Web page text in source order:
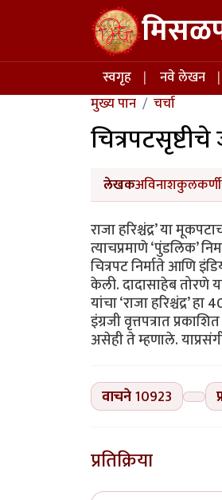
Skip to main content
Main navigation
स्वगृह नवे लेखन
मुख्य पान
चर्चा
लेखकअविनाशकुलकर्णी
राजा हरिश्चंद्र’ या
त्याचप्रमाणे ‘पुंडलिक’
चित्रपट निर्माते आणि
केली. दादासाहेब तोरणे
यांचा ‘राजा हरिश्चंद्र’
इंग्रजी वृत्तपत्रात
असेही ते म्हणाले.
वाचने10923
प्रतिक्रिया